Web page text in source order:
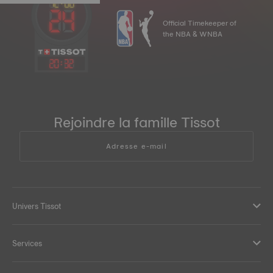
20: 32
Official Timekeeper of
the NBA & WNBA
Rejoindre la famille Tissot
Adresse e-mail
Univers Tissot
Services